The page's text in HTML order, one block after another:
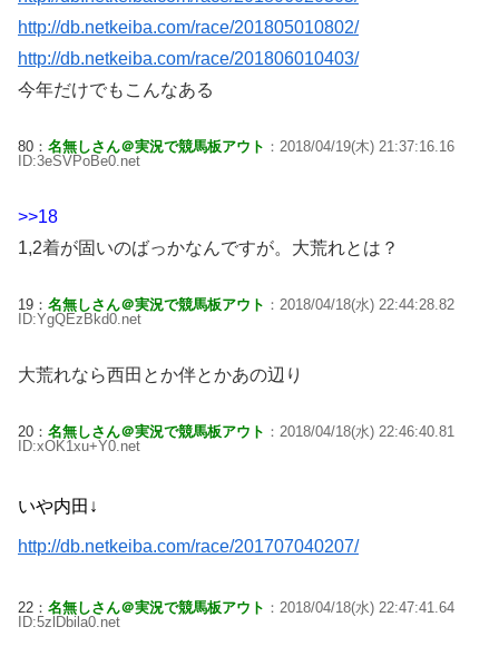
http://db.netkeiba.com/race/201805010802/
http://db.netkeiba.com/race/201806010403/
今年だけでもこんなある
80： 名無しさん＠実況で競馬板アウト ：2018/04/19(木) 21:37:16.16
ID:3eSVPoBe0.net
>>18
1,2着が固いのばっかなんですが。大荒れとは？
19： 名無しさん＠実況で競馬板アウト ：2018/04/18(水) 22:44:28.82
ID:YgQEzBkd0.net
大荒れなら西田とか伴とかあの辺り
20： 名無しさん＠実況で競馬板アウト ：2018/04/18(水) 22:46:40.81
ID:xOK1xu+Y0.net
いや内田↓
http://db.netkeiba.com/race/201707040207/
22： 名無しさん＠実況で競馬板アウト ：2018/04/18(水) 22:47:41.64
ID:5zlDbila0.net